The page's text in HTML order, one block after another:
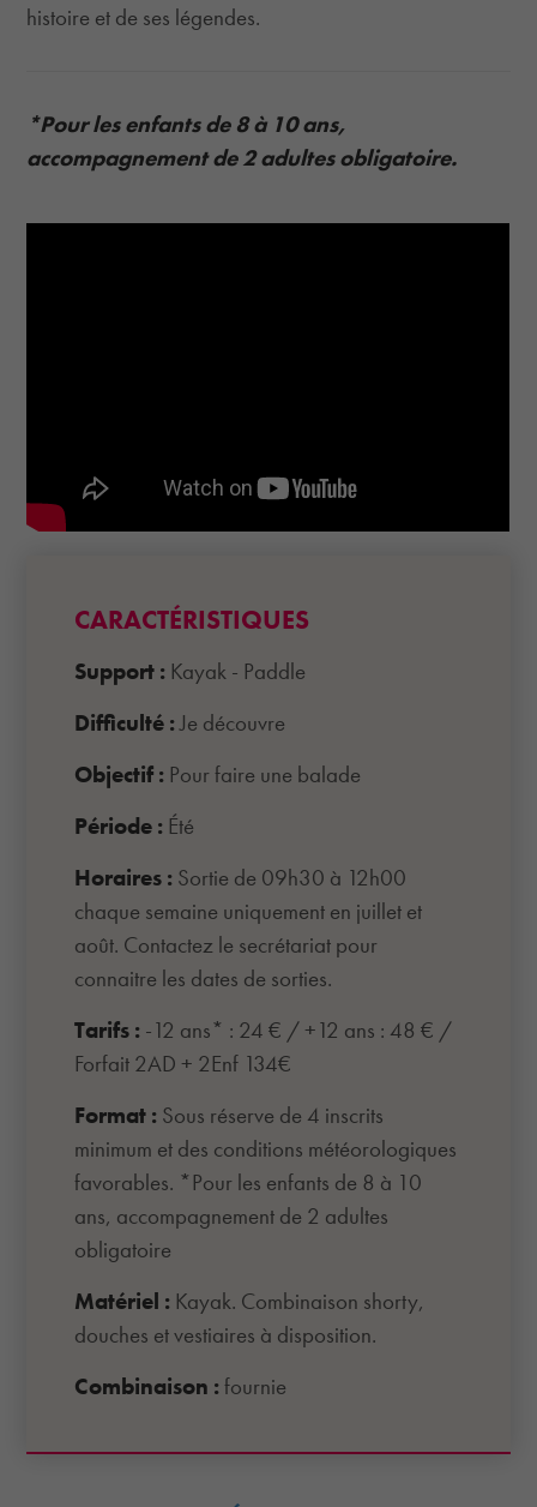
histoire et de ses légendes.
*Pour les enfants de 8 à 10 ans,
accompagnement de 2 adultes obligatoire.
CARACTÉRISTIQUES
Support : Kayak - Paddle
Difficulté :Je découvre
Objectif : Pour faire une balade
Période : Été
Horaires : Sortie de 09h30 à 12h00
chaque semaine uniquement en juillet et
août. Contactez le secrétariat pour
connaitre les dates de sorties.
Tarifs : -12 ans* : 24 € / +12 ans : 48 € /
Forfait 2AD + 2Enf 134€
Format : Sous réserve de 4 inscrits
minimum et des conditions météorologiques
favorables. *Pour les enfants de 8 à 10
ans, accompagnement de 2 adultes
obligatoire
Matériel : Kayak. Combinaison shorty,
douches et vestiaires à disposition.
Combinaison :fournie